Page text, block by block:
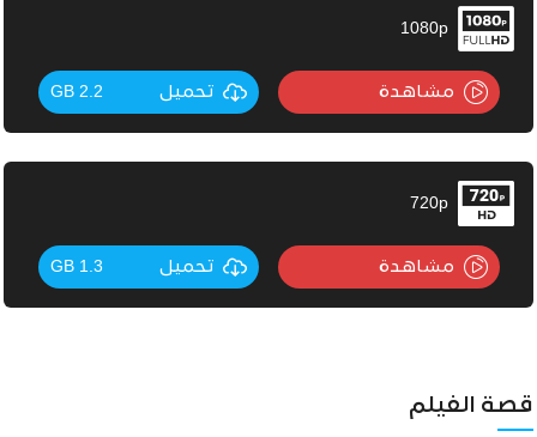
1080p
مشاهدة تحميل 2.2 GB
720p
مشاهدة تحميل 1.3 GB
قصة الفيلم